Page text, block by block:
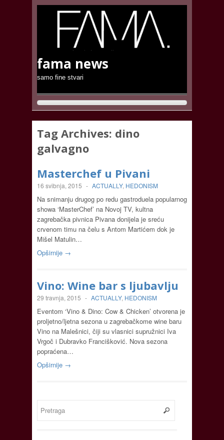
fama news
samo fine stvari
Tag Archives: dino
galvagno
Masterchef u Pivani
16 svibnja, 2015 - ACTUALLY, HEDONISM
Na snimanju drugog po redu gastroduela popularnog
showa ‘MasterChef’ na Novoj TV, kultna
zagrebačka pivnica Pivana donijela je sreću
crvenom timu na čelu s Antom Martićem dok je
Mišel Matulin…
Opširnije →
Vino: Wine bar s ljubavlju
29 travnja, 2015 - ACTUALLY, HEDONISM
Eventom ‘Vino & Dino: Cow & Chicken’ otvorena je
proljetno/ljetna sezona u zagrebačkome wine baru
Vino na Malešnici, čiji su vlasnici supružnici Iva
Vrgoč i Dubravko Francišković. Nova sezona
popraćena…
Opširnije →